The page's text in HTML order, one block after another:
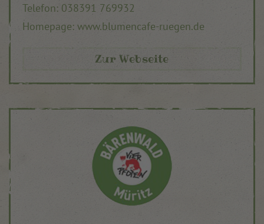
Telefon: 038391 769932
Homepage: www.blumencafe-ruegen.de
Zur Webseite